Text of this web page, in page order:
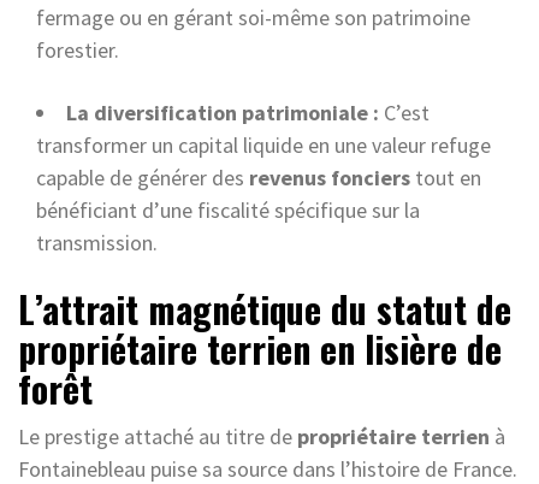
fermage ou en gérant soi-même son patrimoine
forestier.
La diversification patrimoniale : C’est
transformer un capital liquide en une valeur refuge
capable de générer des revenus fonciers tout en
bénéficiant d’une fiscalité spécifique sur la
transmission.
L’attrait magnétique du statut de
propriétaire terrien en lisière de
forêt
Le prestige attaché au titre de propriétaire terrien à
Fontainebleau puise sa source dans l’histoire de France.